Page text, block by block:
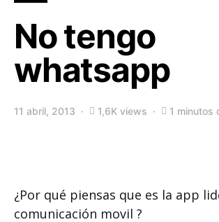
No tengo
whatsapp
11 abril, 2013 1,6K views 1 minutos
¿Por qué piensas que es la app
comunicación movil ?